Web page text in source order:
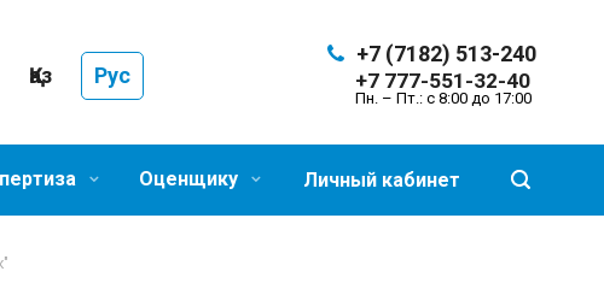
Қаз Рус
+7 (7182) 513-240
+7 777-551-32-40
Пн. – Пт.: с 8:00 до 17:00
Личный кабинет
Оценщику